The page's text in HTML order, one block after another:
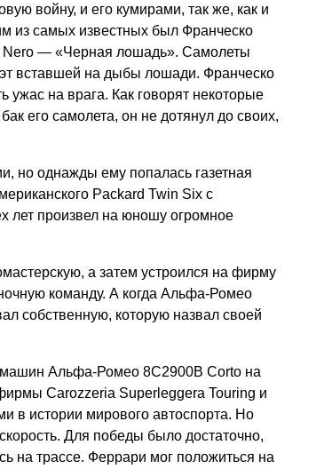
войну, и его кумирами, так же, как и
из самых известных был Франческо
Nero — «Черная лошадь». Самолеты
вставшей на дыбы лошади. Франческо
ужас на врага. Как говорят некоторые
его самолета, он не дотянул до своих,
но однажды ему попалась газетная
Packard Twin Six с
лет произвел на юношу огромное
а затем устроился на фирму
команду. А когда Альфа-Ромео
собственную, которую назвал своей
Альфа-Ромео 8C2900B Corto на
Carozzeria Superleggera Touring и
в истории мирового автоспорта. Но
Для победы было достаточно,
на трассе. Феррари мог положиться на